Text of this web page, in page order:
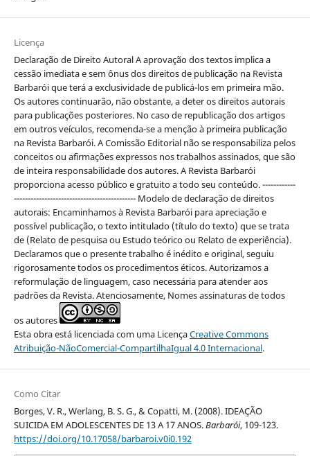
Licença
Declaração de Direito Autoral A aprovação dos textos implica a
cessão imediata e sem ônus dos direitos de publicação na Revista
Barbarói que terá a exclusividade de publicá-los em primeira mão.
Os autores continuarão, não obstante, a deter os direitos autorais
para publicações posteriores. No caso de republicação dos artigos
em outros veículos, recomenda-se a menção à primeira publicação
na Revista Barbarói. A Comissão Editorial não se responsabiliza pelos
conceitos ou afirmações expressos nos trabalhos assinados, que são
de inteira responsabilidade dos autores. A Revista Barbarói
proporciona acesso público e gratuito a todo seu conteúdo. ------------
-------------------------------------------- Modelo de declaração de direitos
autorais: Encaminhamos à Revista Barbarói para apreciação e
possível publicação, o texto intitulado (título do texto) que se trata
de (Relato de pesquisa ou Estudo teórico ou Relato de experiência).
Declaramos que o presente trabalho é inédito e original, seguiu
rigorosamente todos os procedimentos éticos. Autorizamos a
reformulação de linguagem, caso necessária para atender aos
padrões da Revista. Atenciosamente, Nomes assinaturas de todos
os autores
Esta obra está licenciada com uma LicençaCreative Commons
Atribuição-NãoComercial-CompartilhaIgual 4.0 Internacional.
Como Citar
Borges, V. R., Werlang, B. S. G., & Copatti, M. (2008). IDEAÇÃO
SUICIDA EM ADOLESCENTES DE 13 A 17 ANOS.Barbarói, 109-123.
https://doi.org/10.17058/barbaroi.v0i0.192